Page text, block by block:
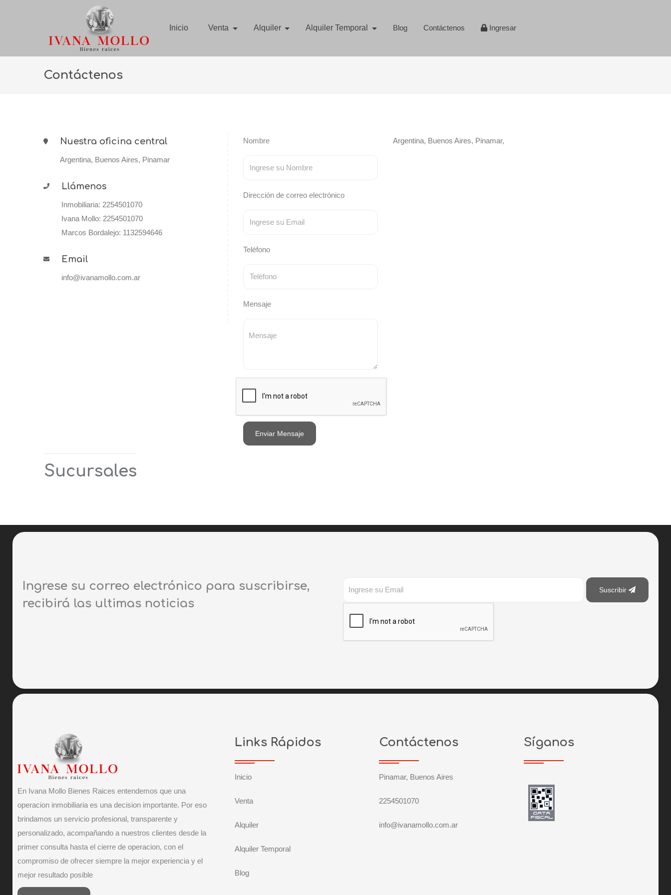
Inicio Venta Alquiler Alquiler Temporal Blog Contáctenos Ingresar
Contáctenos
Nuestra oficina central
Argentina, Buenos Aires, Pinamar
Llámenos
Inmobiliaria: 2254501070
Ivana Mollo: 2254501070
Marcos Bordalejo: 1132594646
Email
info@ivanamollo.com.ar
Nombre
Dirección de correo electrónico
Teléfono
Mensaje
Enviar Mensaje
Argentina, Buenos Aires, Pinamar,
Sucursales
Ingrese su correo electrónico para suscribirse,
recibirá las ultimas noticias
Suscribir
En Ivana Mollo Bienes Raices entendemos que una
operacion inmobiliaria es una decision importante. Por eso
brindamos un servicio profesional, transparente y
personalizado, acompañando a nuestros clientes desde la
primer consulta hasta el cierre de operacion, con el
compromiso de ofrecer siempre la mejor experiencia y el
mejor resultado posible
Links Rápidos
Inicio
Venta
Alquiler
Alquiler Temporal
Blog
Contáctenos
Pinamar, Buenos Aires
2254501070
info@ivanamollo.com.ar
Síganos